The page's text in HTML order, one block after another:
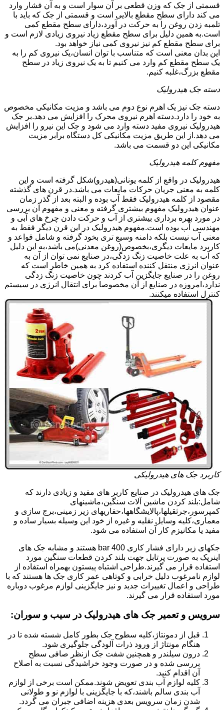
قسمتی از جک که وزن قطعی بر آن سوار است و به آن فشار وارد
می کند دارای سطح مقطع بالایی است و قسمتی از جک که باید با
تلمبه زدن روغن را به حرکت در آورد،دارای سطح مقطع کمی
است.به همین دلیل برای سطح مقطع زیاد نیروی زیادی لازم است و
برای سطح مقطع کم نیز نیروی کمی نیاز خواهد بود.
این بدان معنی است که متناسب با توان انسان،یک نیروی کم را به
یک سطح مقطع کم وارد می کنیم تا به یک نیروی زیاد در سطح
مقطع بزرگ،غلبه کنیم.
دسته جک هیدرولیک
دسته جک نیز یک اهرم نوع دوم می باشد و مزیت مکانیکی مخصوص
به خود را دارد.دسته اهرم نیروی محرک را افزایش می دهد.بر جک
هیدرولیک نیروی مفید دسته وارد می شود و جک این نیرو را افزایش
می دهد.از این طریق مزیت مکانیکی کل دستگاه برابر مزیت
مکانیکی این دو قسمت می باشد.
مفهوم کلمه هیدرولیک
هیدرولیک در واقع از کلمه یونانی(هیدرو)شکل گرفته است و این
کلمه به معنی جریان حرکات مایعات می باشد.در قرن های گذشته
مقصود از کلمه هیدرولیک فقط آب بوده و البته بعد از گذر زمان
عنوان هیدرولیک مفهوم بیشتری گرفته و معنی و مفهوم آن بررسی
در مورد بهره برداری بیشتری از آب و حرکت دادن چرخ های آبی و
مهندسی آب بوده است.مفهوم هیدرولیک در این قرن دیگر فقط به
معنی آب نیست بلکه دامنه وسیع تری بخود گرفته و شامل قواعد و
کاربرد مایعات دیگری،بخصوص(روغن معدنی)می باشد،به این دلیل
که آب به علت خاصیت زنگ زدگی،در صنایع نمی توان از آن به
عنوان انرژی منتقل کننده استفاده کرد به همین خاطر است که
روغن را در صنایع جایگزین آب کردند چون خاصیت زنگ زدگی
ندارد،امروزه در صنایع از آن مخصوصا برای انتقال انرژی در سیستم
کنترل استفاده میکنند.
کاربرد جک های هیدرولیکی
جک های هیدرولیک در صنایع کاربر های مفید و زیادی دارند که
شامل:بلند کردن ماشین آلات سنگین،ماشینهای
کمپرسور،جرثقیلها،پالایشگاهها،حفاریهای زیر زمینی،برج سازی و
معماری،کلیه وسایل نقلیه و غیره از خود این وسیله بسیار ساده و
مفید یا مکانیزم کار آن استفاده می شود.
جکهای زیر دارای فشار کاری 400 bar هستند و مشابه جک های
اینرپک به صورت پرتابل جهت بلند کردن قطعات سنگین مورد
استفاده قرار می گیرند.طراحی اشتباه پیستون بهمراه استفاده از
لوازم نامرغوب دلیل خرابی و کوتاهی عمر کاری جک ها هستند که با
طراحی و اعمال تغییرات جدید و نیز جایگزینی لوازم مرغوب دوباره
مورد استفاده قرار می گیرند.
سرویس و تعمیر جک های هیدرولیک در سیب و سوران:
قبل از دمونتاژ،کلیه سطوح جک بطور کامل شسته شده تا در
هنگام مونتاژ از ورود ذرات آلودگی جلوگیری شود.
درون سیلندر و همچنین شفت جک ازنظر صافی سطح
بررسی شده و در صورت وجود خراشیدگی نسبت به اصلاح
آن اقدام کنید.
کلیه لوازم آب بندی تعویض شوند.ممکن است برخی از لوازم
آب بندی سالم باشند،که با جایگزینی با لوازم نو و طولانی
شدن زمان سرویس بعدی هزینه اضافی جبران می گردد.